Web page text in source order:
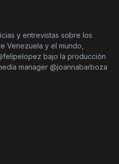
y entrevistas sobre los
Venezuela y el mundo,
bajo la producción
manager @joannabarboza